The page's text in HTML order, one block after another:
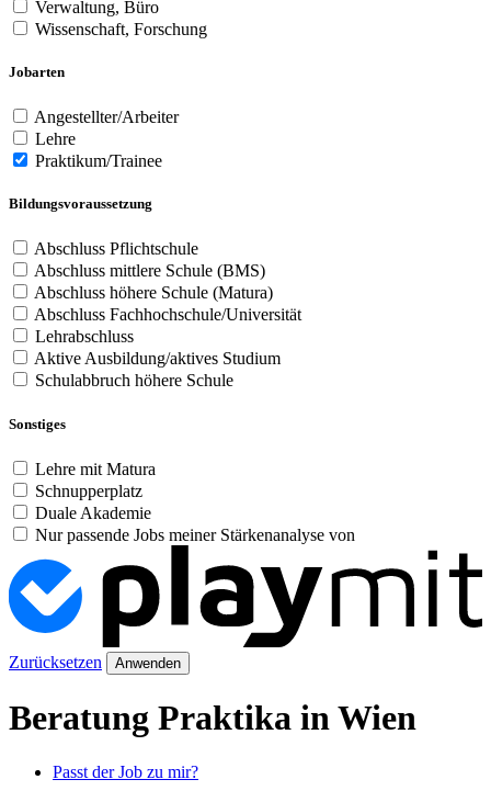
Verwaltung, Büro
Wissenschaft, Forschung
Jobarten
Angestellter/Arbeiter
Lehre
Praktikum/Trainee
Bildungsvoraussetzung
Abschluss Pflichtschule
Abschluss mittlere Schule (BMS)
Abschluss höhere Schule (Matura)
Abschluss Fachhochschule/Universität
Lehrabschluss
Aktive Ausbildung/aktives Studium
Schulabbruch höhere Schule
Sonstiges
Lehre mit Matura
Schnupperplatz
Duale Akademie
Nur passende Jobs meiner Stärkenanalyse von
Zurücksetzen Anwenden
Beratung Praktika in Wien
Passt der Job zu mir?